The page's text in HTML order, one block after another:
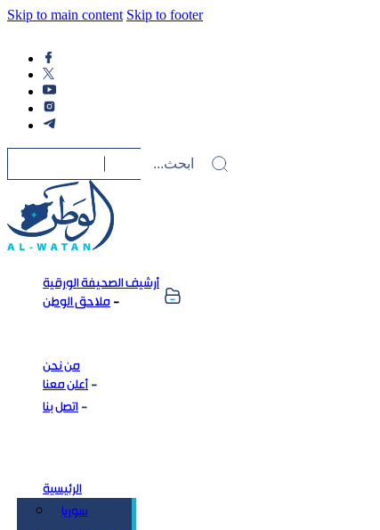
Skip to main content Skip to footer
أرشيف الصحيفة الورقية
ملاحق الوطن
من نحن
أعلن معنا
اتصل بنا
الرئيسية
سوريا